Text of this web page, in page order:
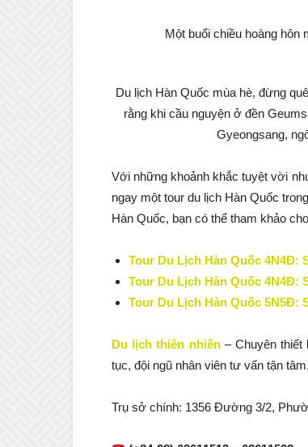
Một buổi chiều hoàng hôn
Du lịch Hàn Quốc mùa hè, đừng
rằng khi cầu nguyện ở đền
Gyeongsang,
Với những khoảnh khắc tuyệt vời
ngay một tour du lịch Hàn Quốc
Hàn Quốc, bạn có thể tham khảo
Tour Du Lịch Hàn Quốc 4N4Đ:
Tour Du Lịch Hàn Quốc 4N4Đ:
Tour Du Lịch Hàn Quốc 5N5Đ:
Du lịch thiên nhiên– Chuyên thiết
tục, đội ngũ nhân viên tư vấn tận
Trụ sở chính: 1356 Đường 3/2,